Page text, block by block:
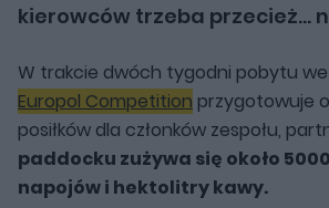
kierowców trzeba przecież...
W trakcie dwóch tygodni pobytu we
Europol Competition przygotowuje
posiłków dla członków zespołu,
paddocku zużywa się około
napojów i hektolitry kawy.